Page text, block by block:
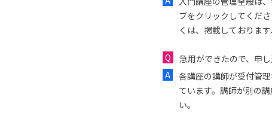
ブをクリックしてくだ
くは、掲載しておりま
急用ができたので、申
各講座の講師が受付管
ています。講師が別の
い。